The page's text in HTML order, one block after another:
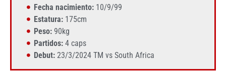
Fecha nacimiento:10/9/99
Estatura:175cm
Peso:90kg
Partidos:4 caps
Debut:23/3/2024 TM vs South Africa